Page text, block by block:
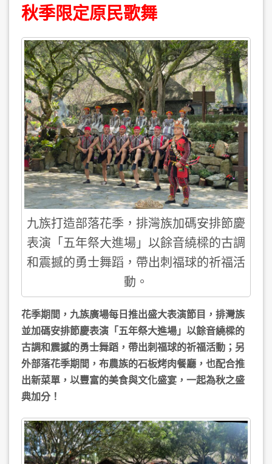
秋季限定原民歌舞
九族打造部落花季，排灣族加碼安排節慶
表演「五年祭大進場」以餘音繞樑的古調
和震撼的勇士舞蹈，帶出刺福球的祈福活
動。
花季期間，九族廣場每日推出盛大表演節目，排灣族
並加碼安排節慶表演「五年祭大進場」以餘音繞樑的
古調和震撼的勇士舞蹈，帶出刺福球的祈福活動；另
外部落花季期間，布農族的石板烤肉餐廳，也配合推
出新菜單，以豐富的美食與文化盛宴，一起為秋之盛
典加分！